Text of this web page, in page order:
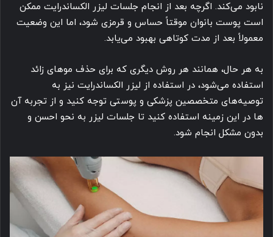
نابود می‌کند. اگرچه بعد از انجام جلسات لیزر الکساندرایت ممکن
است پوست بانوان موقتاً حساس و قرمزی شود، اما این وضعیت
معمولاً بعد از مدت کوتاهی بهبود می‌یابد.
به هر حال، همانند هر روش دیگری که برای حذف موهای زائد
استفاده می‌شود، در استفاده از لیزر الکساندرایت نیز به
توصیه‌های متخصصین پزشکی و پوستی توجه کنید و از تجربه‌ آن
ها در این زمینه استفاده کنید تا جلسات لیزر به نحو احسن و
بدون مشکل انجام شود.